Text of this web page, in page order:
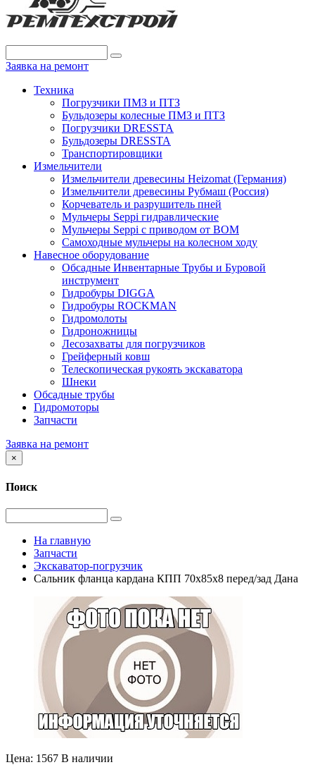
Заявка на ремонт
Техника
Погрузчики ПМЗ и ПТЗ
Бульдозеры колесные ПМЗ и ПТЗ
Погрузчики DRESSTA
Бульдозеры DRESSTA
Транспортировщики
Измельчители
Измельчители древесины Heizomat (Германия)
Измельчители древесины Рубмаш (Россия)
Корчеватель и разрушитель пней
Мульчеры Seppi гидравлические
Мульчеры Seppi с приводом от ВОМ
Самоходные мульчеры на колесном ходу
Навесное оборудование
Обсадные Инвентарные Трубы и Буровой
инструмент
Гидробуры DIGGA
Гидробуры ROCKMAN
Гидромолоты
Гидроножницы
Лесозахваты для погрузчиков
Грейферный ковш
Телескопическая рукоять экскаватора
Шнеки
Обсадные трубы
Гидромоторы
Запчасти
Заявка на ремонт
×
Поиск
На главную
Запчасти
Экскаватор-погрузчик
Сальник фланца кардана КПП 70x85x8 перед/зад Дана
Цена: 1567 В наличии